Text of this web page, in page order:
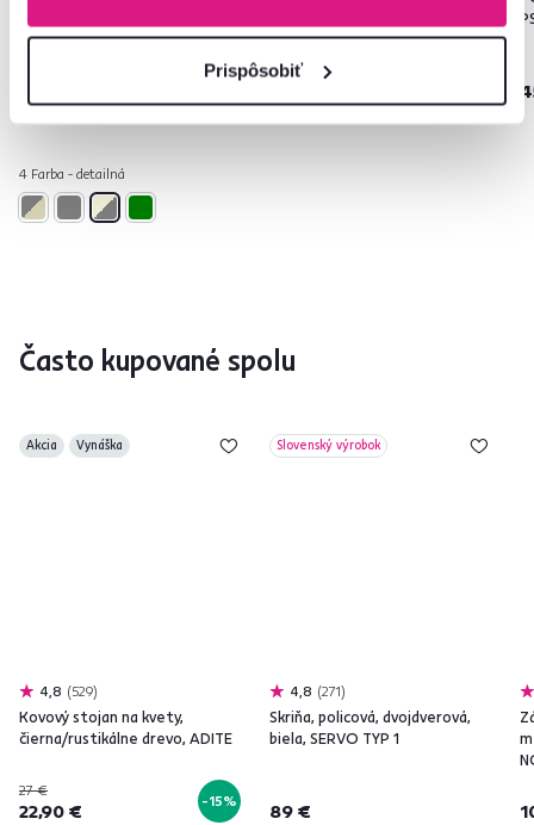
Prispôsobiť
-41%
4 Farba - detailná
FLOS
95 €
Často kupované spolu
Akcia Vynáška
4,8 529
Kovový stojan na kvety,
čierna/rustikálne drevo, ADITE
27 €
22,90 € -15%
Slovenský výrobok
4,8 271
Skriňa, policová, dvojdverová,
biela, SERVO TYP 1
89 €